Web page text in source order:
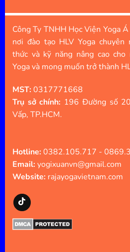
Công Ty TNHH Học Viện Yoga
nơi đào tạo HLV Yoga chuyên
thức và kỹ năng nâng cao
Yoga và mong muốn trở thành
MST:0317771668
Trụ sở chính: 196 Đường số
Vấp, TP.HCM.
Hotline:0382.105.717 -
Email:yogixuanvn@gmail.com
Website: rajayogavietnam.com